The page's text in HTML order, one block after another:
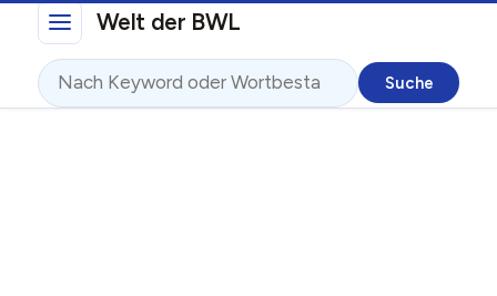
Direkt zum InhaltWelt der BWL
Suche